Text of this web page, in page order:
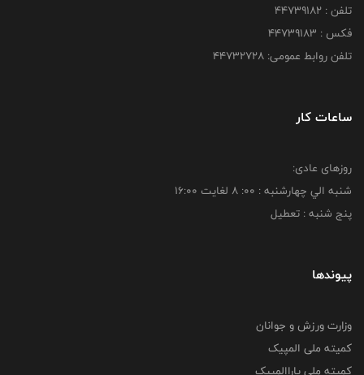
تلفن : ۴۴۷۳۹۱۸۲
فکس : ۴۴۷۳۹۱۸3
تلفن روابط عمومی: ۴۴۷۳۲۷۲۸
ساعات کار
روزهای عادی:
شنبه الي چهارشنبه : 00: 8 لغايت 16:00
پنج شنبه : تعطیل
پیوندها
وزارت ورزش و جوانان
کمیته ملی المپیک
کمیته ملی پاراالمپیک